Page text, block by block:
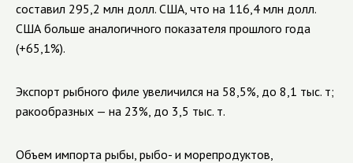
составил 295,2 млн долл. США, что на 116,4 млн долл.
США больше аналогичного показателя прошлого года
(+65,1%).
Экспорт рыбного филе увеличился на 58,5%, до 8,1 тыс. т;
ракообразных — на 23%, до 3,5 тыс. т.
Объем импорта рыбы, рыбо- и морепродуктов,